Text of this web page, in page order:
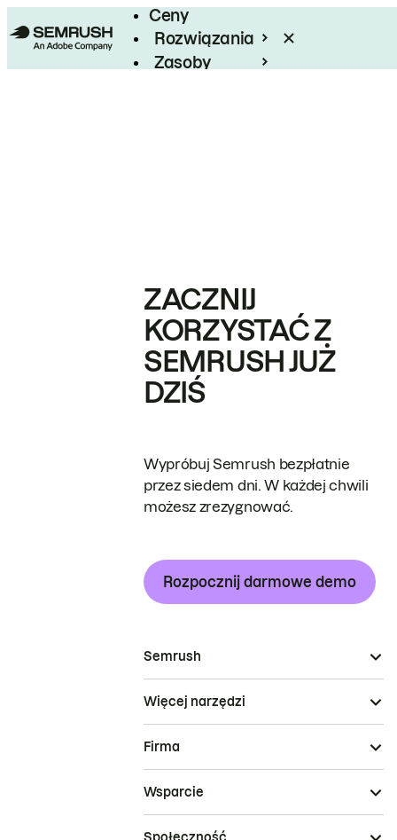
Ceny
Rozwiązania
Zasoby
ZACZNIJ
KORZYSTAĆ Z
SEMRUSH JUŻ
DZIŚ
Wypróbuj Semrush bezpłatnie
przez siedem dni. W każdej chwili
możesz zrezygnować.
Rozpocznij darmowe demo
Semrush
Więcej narzędzi
Firma
Wsparcie